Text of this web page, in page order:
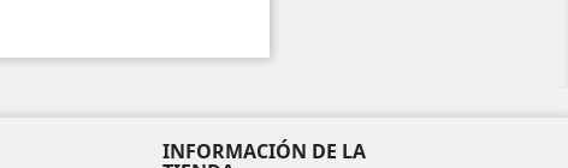
INFORMACIÓN DE LA